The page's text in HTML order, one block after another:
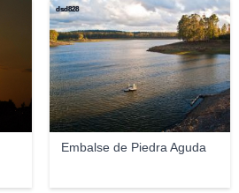
Embalse de Piedra Aguda
dsd828